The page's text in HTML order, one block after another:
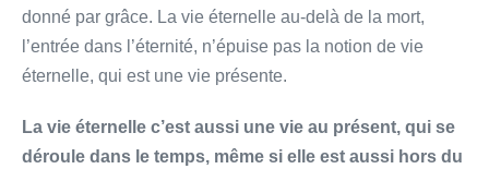
donné par grâce. La vie éternelle au-delà de la mort,
l’entrée dans l’éternité, n’épuise pas la notion de vie
éternelle, qui est une vie présente.
La vie éternelle c’est aussi une vie au présent, qui se
déroule dans le temps, même si elle est aussi hors du